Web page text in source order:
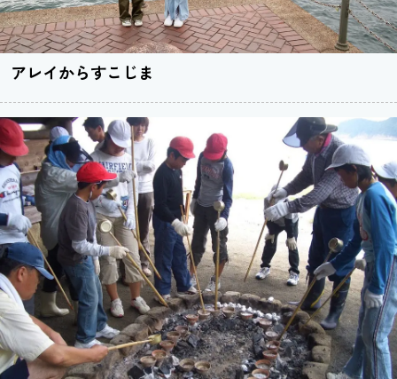
アレイからすこじま